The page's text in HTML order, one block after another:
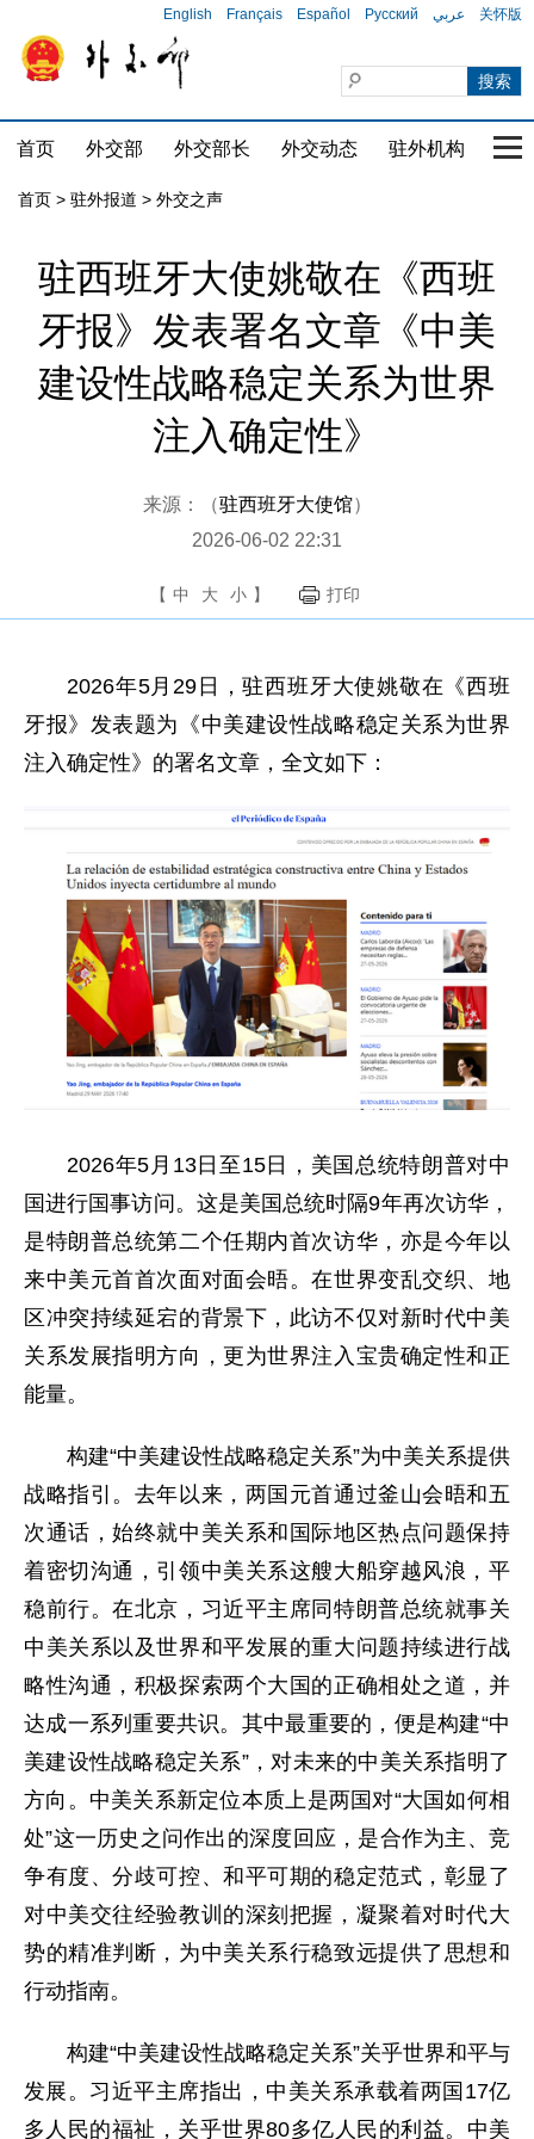
English Français Español Русский عربي 关怀版
首页 外交部 外交部长 外交动态 驻外机构 国
首页 > 驻外报道 > 外交之声
驻西班牙大使姚敬在《西班
牙报》发表署名文章《中美
建设性战略稳定关系为世界
注入确定性》
来源：（驻西班牙大使馆）
2026-06-02 22:31
【 中 大 小 】 打印
2026年5月29日，驻西班牙大使姚敬在《西班
牙报》发表题为《中美建设性战略稳定关系为世界
注入确定性》的署名文章，全文如下：
2026年5月13日至15日，美国总统特朗普对中
国进行国事访问。这是美国总统时隔9年再次访华，
是特朗普总统第二个任期内首次访华，亦是今年以
来中美元首首次面对面会晤。在世界变乱交织、地
区冲突持续延宕的背景下，此访不仅对新时代中美
关系发展指明方向，更为世界注入宝贵确定性和正
能量。
构建“中美建设性战略稳定关系”为中美关系提供
战略指引。去年以来，两国元首通过釜山会晤和五
次通话，始终就中美关系和国际地区热点问题保持
着密切沟通，引领中美关系这艘大船穿越风浪，平
稳前行。在北京，习近平主席同特朗普总统就事关
中美关系以及世界和平发展的重大问题持续进行战
略性沟通，积极探索两个大国的正确相处之道，并
达成一系列重要共识。其中最重要的，便是构建“中
美建设性战略稳定关系”，对未来的中美关系指明了
方向。中美关系新定位本质上是两国对“大国如何相
处”这一历史之问作出的深度回应，是合作为主、竞
争有度、分歧可控、和平可期的稳定范式，彰显了
对中美交往经验教训的深刻把握，凝聚着对时代大
势的精准判断，为中美关系行稳致远提供了思想和
行动指南。
构建“中美建设性战略稳定关系”关乎世界和平与
发展。习近平主席指出，中美关系承载着两国17亿
多人民的福祉，关乎世界80多亿人民的利益。中美